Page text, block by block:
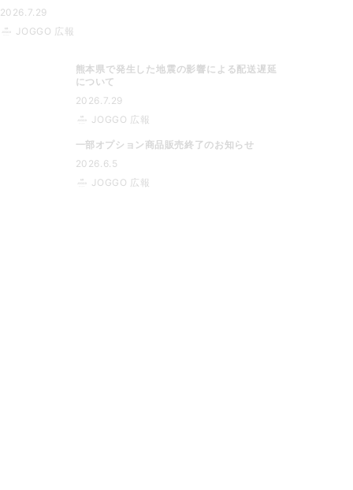
2026.7.29
JOGGO 広報
熊本県で発生した地震の影響による配送遅延
について
2026.7.29
JOGGO 広報
一部オプション商品販売終了のお知らせ
2026.6.5
JOGGO 広報